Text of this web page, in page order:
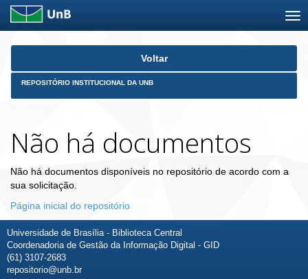
Skip
Voltar
REPOSITÓRIO INSTITUCIONAL DA UNB
Não há documentos
Não há documentos disponíveis no repositório de acordo com a
sua solicitação.
Página inicial do repositório
Universidade de Brasília - Biblioteca Central
Coordenadoria de Gestão da Informação Digital - GID
(61) 3107-2683
repositorio@unb.br